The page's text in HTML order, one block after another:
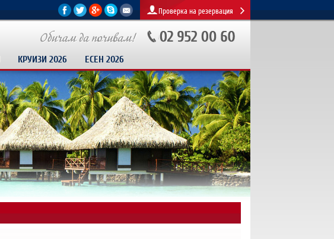
Проверка на резервация
КРУИЗИ 2026 ЕСЕН 2026